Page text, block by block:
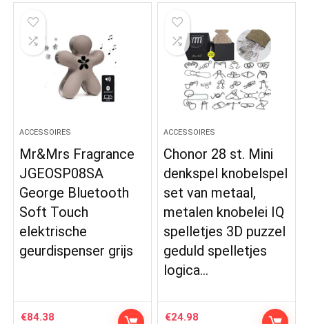
ACCESSOIRES
Mr&Mrs Fragrance
JGEOSP08SA
George Bluetooth
Soft Touch
elektrische
geurdispenser grijs
€84.38
ACCESSOIRES
Chonor 28 st. Mini
denkspel knobelspel
set van metaal,
metalen knobelei IQ
spelletjes 3D puzzel
geduld spelletjes
logica…
€24.98